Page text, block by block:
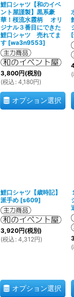
鯉口シャツ【和のイベ
ント屋謹製】黒系豪
華！桜流水霞柄 オリ
ジナル３番目にできた
鯉口シャツ 売れてま
す [wa3n9553]
3,800円(税別)
(税込 : 4,180円)
オプション選択
[
(
鯉口シャツ【歳時記】
派手め [s609]
3,920円(税別)
(税込 : 4,312円)
オプション選択
(